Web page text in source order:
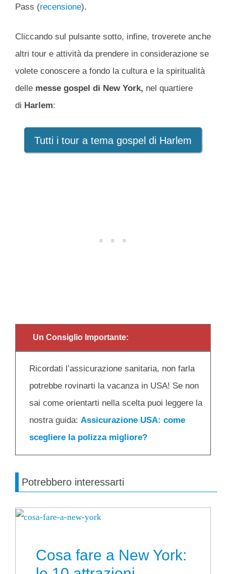
Pass (recensione).
Cliccando sul pulsante sotto, infine, troverete anche
altri tour e attività da prendere in considerazione se
volete conoscere a fondo la cultura e la spiritualità
delle messe gospel di New York, nel quartiere
di Harlem:
Tutti i tour a tema gospel di Harlem
Un Consiglio Importante:
Ricordati l’assicurazione sanitaria, non farla
potrebbe rovinarti la vacanza in USA! Se non
sai come orientarti nella scelta puoi leggere la
nostra guida: Assicurazione USA: come
scegliere la polizza migliore?
Potrebbero interessarti
Cosa fare a New York: